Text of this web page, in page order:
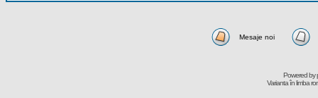
Mesaje noi
Powered by
Varianta în limba